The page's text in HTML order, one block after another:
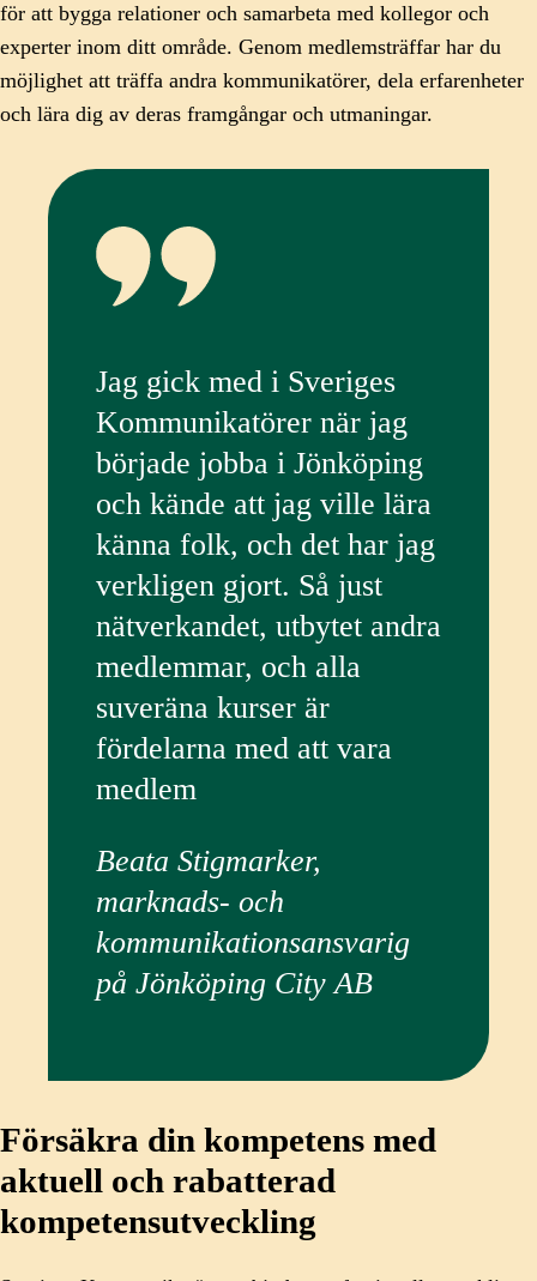
för att bygga relationer och samarbeta med kollegor och
experter inom ditt område. Genom medlemsträffar har du
möjlighet att träffa andra kommunikatörer, dela erfarenheter
och lära dig av deras framgångar och utmaningar.
Jag gick med i Sveriges
Kommunikatörer när jag
började jobba i Jönköping
och kände att jag ville lära
känna folk, och det har jag
verkligen gjort. Så just
nätverkandet, utbytet andra
medlemmar, och alla
suveräna kurser är
fördelarna med att vara
medlem
Beata Stigmarker,
marknads- och
kommunikationsansvarig
på Jönköping City AB
Försäkra din kompetens med
aktuell och rabatterad
kompetensutveckling